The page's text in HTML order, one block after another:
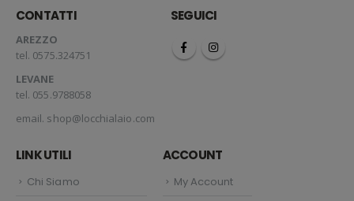
CONTATTI
AREZZO
tel. 0575.324751
LEVANE
tel. 055.9788058
email. shop@locchialaio.com
SEGUICI
LINK UTILI
Chi Siamo
ACCOUNT
My Account